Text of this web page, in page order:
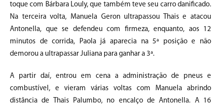
toque com Bárbara Louly, que também teve seu carro danificado.
Na terceira volta, Manuela Geron ultrapassou Thais e atacou
Antonella, que se defendeu com firmeza, enquanto, aos 12
minutos de corrida, Paola já aparecia na 5ª posição e não
demorou a ultrapassar Juliana para ganhar a 3ª.
A partir daí, entrou em cena a administração de pneus e
combustível, e vieram várias voltas com Manuela abrindo
distância de Thais Palumbo, no encalço de Antonella. A 16